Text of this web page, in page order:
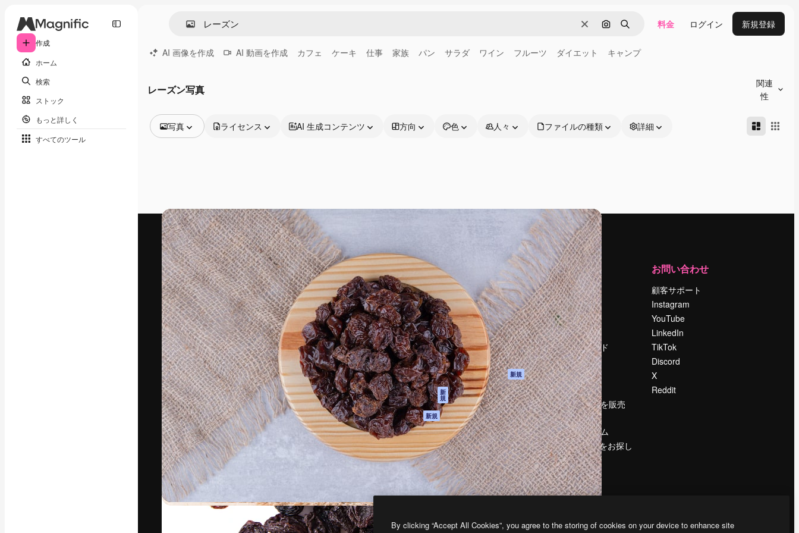
作成
ホーム
検索
ストック
もっと詳しく
すべてのツール
消去 画像で検索
検索 料金 ログイン 新規登録
AI 画像を作成 AI 動画を作成 カフェ ケーキ 仕事 家族 パン サラダ ワイン フルーツ ダイエット キャンプ
レーズン写真
関連
性
写真
動画
映像素材
モーショングラフィックス
動画テンプレート
アイコン
3D モデル
フォント
ライセンス AI 生成コンテンツ 方向 色 人々 ファイルの種類 詳細
最高のクリエイティブ制作を導くためのプラ
ットフォーム。クリエイター、企業、代理
店、スタジオを含む100万人以上が利用して
います。
日本語
製品
Spaces
AI アシスタント
AI 画像生成ツール
AI 動画生成ツール
AI 音声合成ツール
ストックコンテン
ツ
Claude/ChatGPT
向けMCP
新
規
エージェント 新規
API
モバイルアプリ
すべてのMagnificツ
Academy
ドキュメント
サポート
利用規約
プライバシーポリ
シー
オリジナル 新規
クッキーポリシー
トラストセンター
アフィリエイト
法人向け
運営
料金
会社概要
Reviews
採用情報
検索トレンド
ブログ
イベント
Slidesgo
コンテンツを販売
する
プレスルーム
magnific.aiをお探し
ですか？
お問い合わせ
顧客サポート
Instagram
YouTube
LinkedIn
TikTok
Discord
X
Reddit
Copyright © 2010-2026Freepik Company S.L.U.無断複写・転載を禁じます
By clicking “Accept All Cookies”, you agree to the storing of cookies on your device to enhance site